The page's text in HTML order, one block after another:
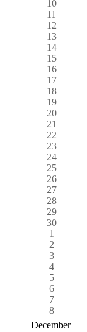
10
11
12
13
14
15
16
17
18
19
20
21
22
23
24
25
26
27
28
29
30
1
2
3
4
5
6
7
8
December